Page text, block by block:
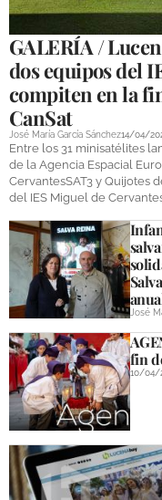
GALERÍA /
dos equipos del
compiten en la
CanSat
José María García Sánchez14/04/
Entre los 31 minisatélites
de la Agencia Espacial
CervantesSAT3 y Quijotes
del IES Miguel de
José
fin
10/04/